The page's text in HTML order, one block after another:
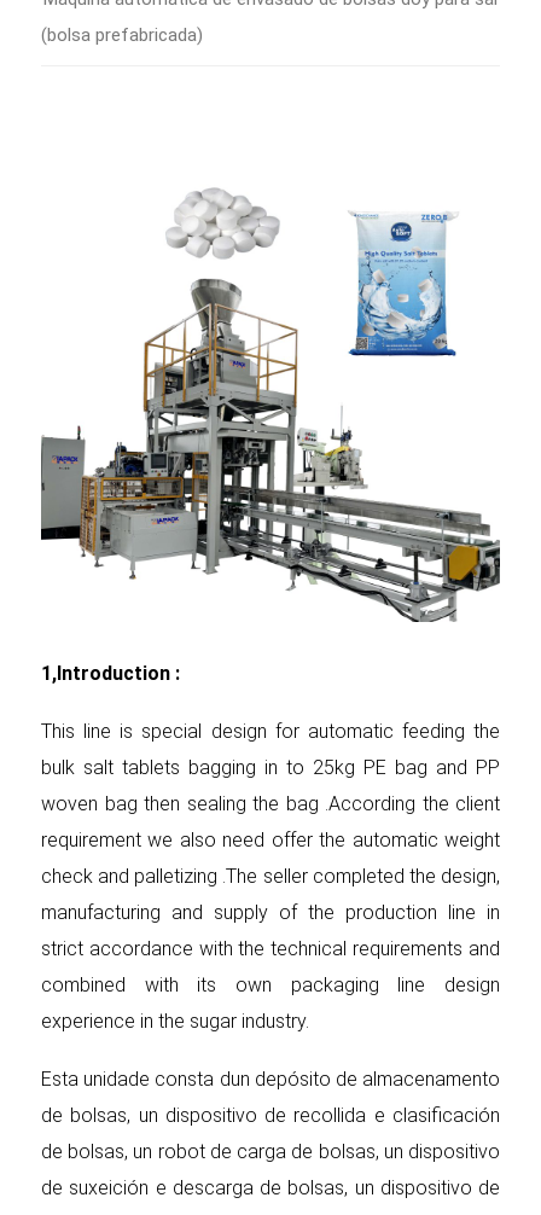
(bolsa prefabricada)
1,Introduction :
This line is special design for automatic feeding the
bulk salt tablets bagging in to 25kg PE bag and PP
woven bag then sealing the bag .According the client
requirement we also need offer the automatic weight
check and palletizing .The seller completed the design,
manufacturing and supply of the production line in
strict accordance with the technical requirements and
combined with its own packaging line design
experience in the sugar industry.
Esta unidade consta dun depósito de almacenamento
de bolsas, un dispositivo de recollida e clasificación
de bolsas, un robot de carga de bolsas, un dispositivo
de suxeición e descarga de bolsas, un dispositivo de